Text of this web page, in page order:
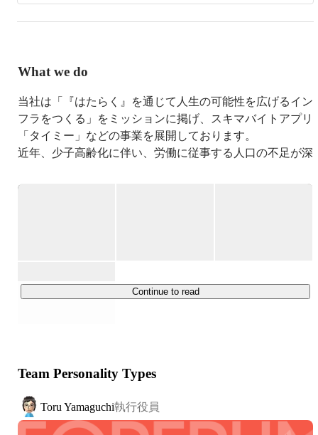
What we do
当社は「『はたらく』を通じて人生の可能性を広げるイン
フラをつくる」をミッションに掲げ、スキマバイトアプリ
「タイミー」などの事業を展開しております。
近年、少子高齢化に伴い、労働に従事する人口の不足が深
います。
することで人生の可能性を広げ、自分の時間をより豊かに
・導入事業者数：215,000企業
※2025年10月末時点
Continue to read
Team Personality Types
Toru Yamaguchi執行役員